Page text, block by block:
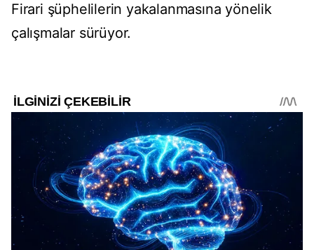
Firari şüphelilerin yakalanmasına yönelik
çalışmalar sürüyor.